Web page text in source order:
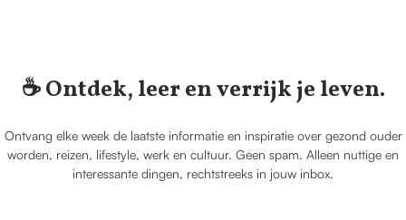
☕️ Ontdek, leer en verrijk je leven.
Ontvang elke week de laatste informatie en inspiratie over gezond ouder
worden, reizen, lifestyle, werk en cultuur. Geen spam. Alleen nuttige en
interessante dingen, rechtstreeks in jouw inbox.